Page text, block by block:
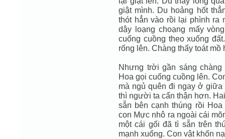
giật mình. Du hoảng hốt
thót hẳn vào rồi lại phình ra
dậy loạng choạng mấy
cuống cuồng theo xuống
rống lên. Chàng thấy toát
Nhưng trời gần sáng
Hoa gọi cuống cuồng lên.
mà ngủ quên đi ngay ở
thì người ta cẩn thận hơn.
sẵn bên cạnh thúng rồi
con Mực nhô ra ngoài cái
một cái gối đã tì sẵn trên
mạnh xuống. Con vật khốn